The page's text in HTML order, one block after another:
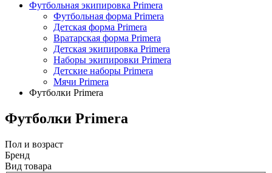
Футбольная экипировка Primera
Футбольная форма Primera
Детская форма Primera
Вратарская форма Primera
Детская экипировка Primera
Наборы экипировки Primera
Детские наборы Primera
Мячи Primera
Футболки Primera
Футболки Primera
Пол и возраст
Бренд
Вид товара